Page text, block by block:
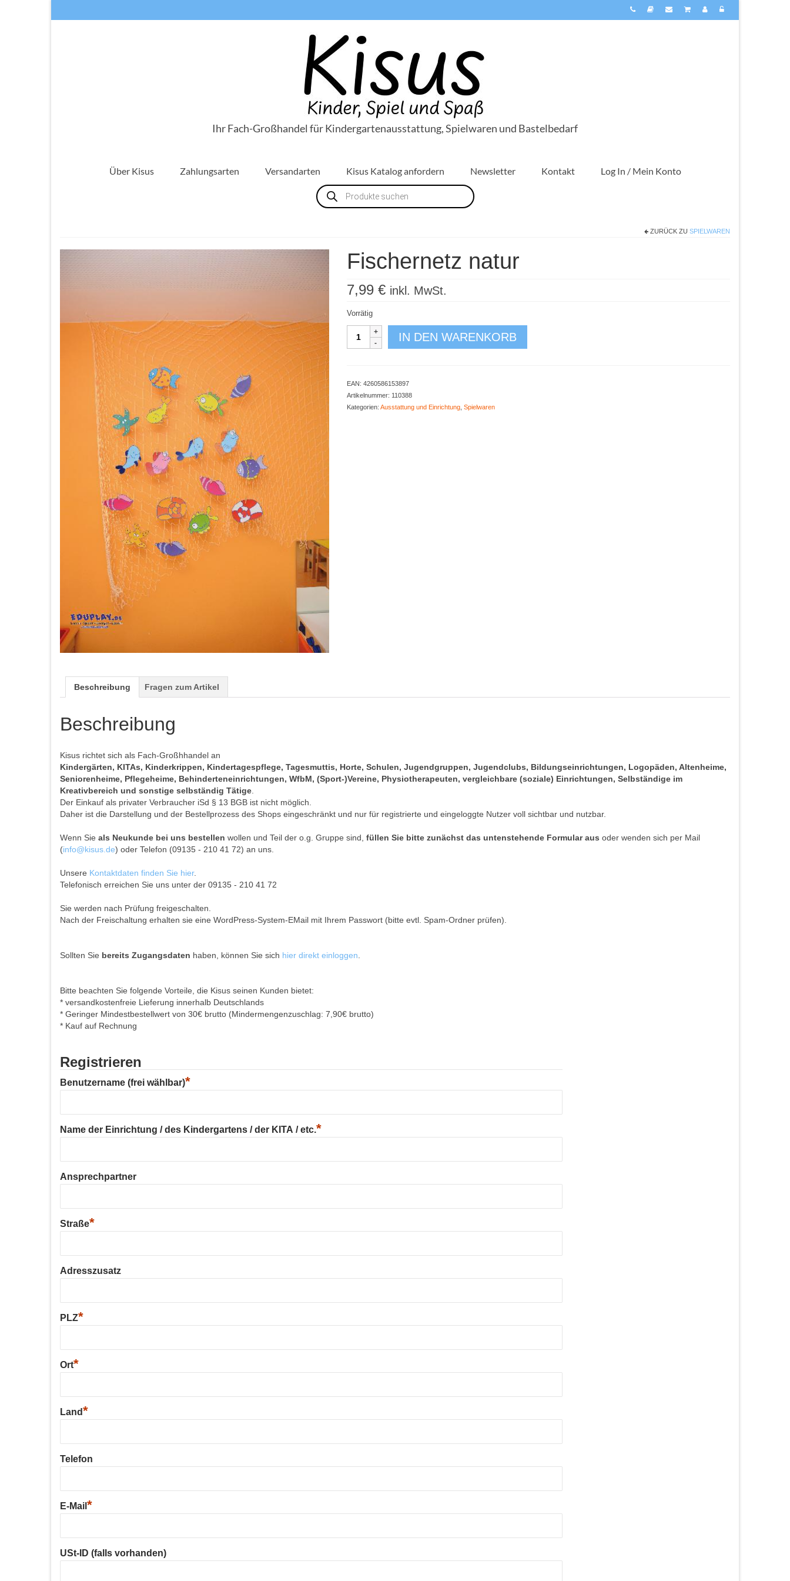
Ihr Fach-Großhandel für Kindergartenausstattung, Spielwaren und Bastelbedarf
Über Kisus Zahlungsarten Versandarten Kisus Katalog anfordern Newsletter Kontakt Log In / Mein Konto
Products
search
ZURÜCK ZU SPIELWAREN
Fischernetz natur
7,99 € inkl. MwSt.
Vorrätig
Fischernetz
natur
IN DEN WARENKORB
EAN: 4260586153897
Artikelnummer: 110388
Kategorien: Ausstattung und Einrichtung, Spielwaren
Beschreibung Fragen zum Artikel
Beschreibung
Kisus richtet sich als Fach-Großhhandel an
Kindergärten, KITAs, Kinderkrippen, Kindertagespflege, Tagesmuttis, Horte, Schulen, Jugendgruppen, Jugendclubs, Bildungseinrichtungen, Logopäden, Altenheime,
Seniorenheime, Pflegeheime, Behinderteneinrichtungen, WfbM, (Sport-)Vereine, Physiotherapeuten, vergleichbare (soziale) Einrichtungen, Selbständige im
Kreativbereich und sonstige selbständig Tätige
Der Einkauf als privater Verbraucher iSd § 13 BGB ist nicht möglich.
Daher ist die Darstellung und der Bestellprozess des Shops eingeschränkt und nur für registrierte und eingeloggte Nutzer voll sichtbar und nutzbar.
Wenn Sie als Neukunde bei uns bestellen wollen und Teil der o.g. Gruppe sind, füllen Sie bitte zunächst das untenstehende Formular aus oder wenden sich per Mail
(info@kisus.de) oder Telefon (09135 - 210 41 72) an uns.
Unsere Kontaktdaten finden Sie hier.
Telefonisch erreichen Sie uns unter der 09135 - 210 41 72
Sie werden nach Prüfung freigeschalten.
Nach der Freischaltung erhalten sie eine WordPress-System-EMail mit Ihrem Passwort (bitte evtl. Spam-Ordner prüfen).
Sollten Sie bereits Zugangsdaten haben, können Sie sich hier direkt einloggen
Bitte beachten Sie folgende Vorteile, die Kisus seinen Kunden bietet:
* versandkostenfreie Lieferung innerhalb Deutschlands
* Geringer Mindestbestellwert von 30€ brutto (Mindermengenzuschlag: 7,90€ brutto)
* Kauf auf Rechnung
Registrieren
Benutzername (frei wählbar)*
Name der Einrichtung / des Kindergartens / der KITA / etc.*
Ansprechpartner
Straße*
Adresszusatz
PLZ*
Ort*
Land*
Telefon
E-Mail *
USt-ID (falls vorhanden)